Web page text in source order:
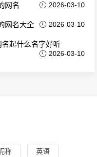
网名 2026-03-10
网名大全 2026-03-10
起什么名字好听
2026-03-10
称 英语